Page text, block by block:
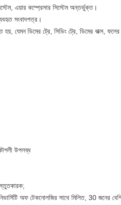
এয়ার কম্প্রেসার সিস্টেম অন্তর্ভুক্ত।
সংবাদপত্র।
যেমন ডিমের ট্রে, সিডিং ট্রে, ডিমের বাক্স,
উপলব্ধ
অফ টেকনোলজির সাথে মিলিত, 30 জনের